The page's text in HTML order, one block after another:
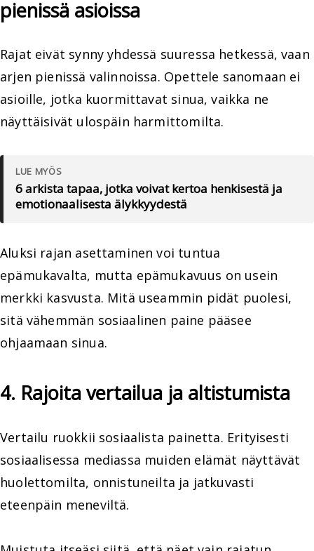
pienissä asioissa
Rajat eivät synny yhdessä suuressa hetkessä, vaan
arjen pienissä valinnoissa. Opettele sanomaan ei
asioille, jotka kuormittavat sinua, vaikka ne
näyttäisivät ulospäin harmittomilta.
LUE MYÖS
6 arkista tapaa, jotka voivat kertoa henkisestä ja
emotionaalisesta älykkyydestä
Aluksi rajan asettaminen voi tuntua
epämukavalta, mutta epämukavuus on usein
merkki kasvusta. Mitä useammin pidät puolesi,
sitä vähemmän sosiaalinen paine pääsee
ohjaamaan sinua.
4. Rajoita vertailua ja altistumista
Vertailu ruokkii sosiaalista painetta. Erityisesti
sosiaalisessa mediassa muiden elämät näyttävät
huolettomilta, onnistuneilta ja jatkuvasti
eteenpäin meneviltä.